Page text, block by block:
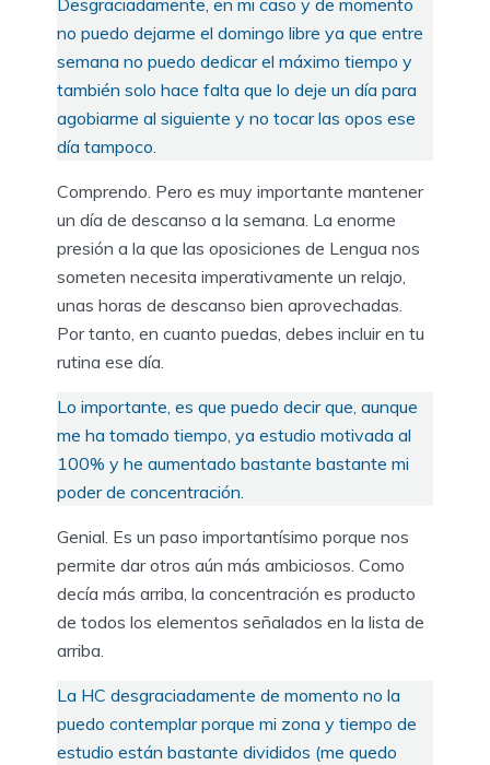
Desgraciadamente, en mi caso y de momento
no puedo dejarme el domingo libre ya que entre
semana no puedo dedicar el máximo tiempo y
también solo hace falta que lo deje un día para
agobiarme al siguiente y no tocar las opos ese
día tampoco.
Comprendo. Pero es muy importante mantener
un día de descanso a la semana. La enorme
presión a la que las oposiciones de Lengua nos
someten necesita imperativamente un relajo,
unas horas de descanso bien aprovechadas.
Por tanto, en cuanto puedas, debes incluir en tu
rutina ese día.
Lo importante, es que puedo decir que, aunque
me ha tomado tiempo, ya estudio motivada al
100% y he aumentado bastante bastante mi
poder de concentración.
Genial. Es un paso importantísimo porque nos
permite dar otros aún más ambiciosos. Como
decía más arriba, la concentración es producto
de todos los elementos señalados en la lista de
arriba.
La HC desgraciadamente de momento no la
puedo contemplar porque mi zona y tiempo de
estudio están bastante divididos (me quedo